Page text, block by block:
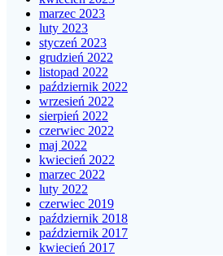
marzec 2023
luty 2023
styczeń 2023
grudzień 2022
listopad 2022
październik 2022
wrzesień 2022
sierpień 2022
czerwiec 2022
maj 2022
kwiecień 2022
marzec 2022
luty 2022
czerwiec 2019
październik 2018
październik 2017
kwiecień 2017